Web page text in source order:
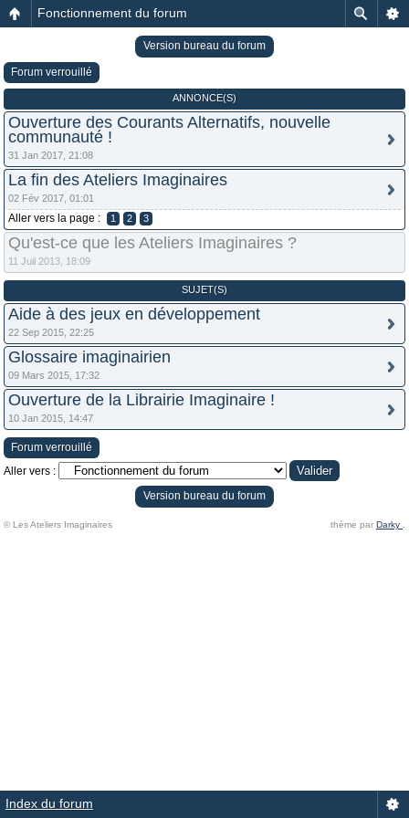
Fonctionnement du forum
Version bureau du forum
Forum verrouillé
ANNONCE(S)
Ouverture des Courants Alternatifs, nouvelle
communauté !
31 Jan 2017, 21:08
La fin des Ateliers Imaginaires
02 Fév 2017, 01:01
Aller vers la page : 1 2 3
Qu'est-ce que les Ateliers Imaginaires ?
11 Juil 2013, 18:09
SUJET(S)
Aide à des jeux en développement
22 Sep 2015, 22:25
Glossaire imaginairien
09 Mars 2015, 17:32
Ouverture de la Librairie Imaginaire !
10 Jan 2015, 14:47
Forum verrouillé
Aller vers :
Version bureau du forum
© Les Ateliers Imaginaires thème par Darky
Index du forum